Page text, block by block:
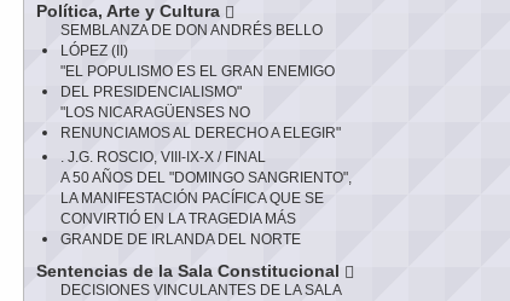
Política, Arte y Cultura
SEMBLANZA DE DON ANDRÉS BELLO
LÓPEZ (II)
"EL POPULISMO ES EL GRAN ENEMIGO
DEL PRESIDENCIALISMO"
"LOS NICARAGÜENSES NO
RENUNCIAMOS AL DERECHO A ELEGIR"
. J.G. ROSCIO, VIII-IX-X / FINAL
A 50 AÑOS DEL "DOMINGO SANGRIENTO",
LA MANIFESTACIÓN PACÍFICA QUE SE
CONVIRTIÓ EN LA TRAGEDIA MÁS
GRANDE DE IRLANDA DEL NORTE
Sentencias de la Sala Constitucional
DECISIONES VINCULANTES DE LA SALA